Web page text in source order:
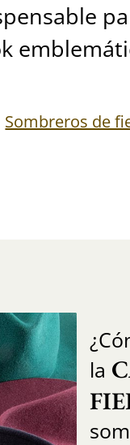
Sombreros de
la